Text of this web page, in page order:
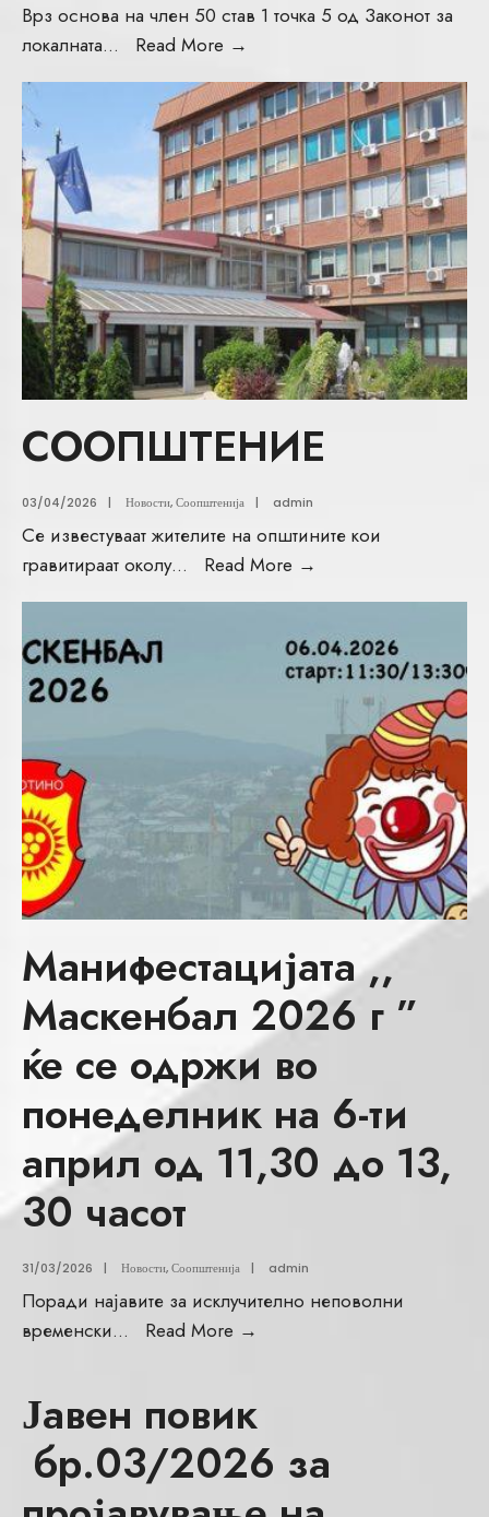
Врз основа на член 50 став 1 точка 5 од Законот за
локалната... Read More →
СООПШТЕНИЕ
03/04/2026 | Новости,Соопштенија | admin
Се известуваат жителите на општините кои
гравитираат околу... Read More →
Манифестацијата ,,
Маскенбал 2026 г ”
ќе се одржи во
понеделник на 6-ти
април од 11,30 до 13,
30 часот
31/03/2026 | Новости,Соопштенија | admin
Поради најавите за исклучително неповолни
временски... Read More →
Јавен повик
бр.03/2026 за